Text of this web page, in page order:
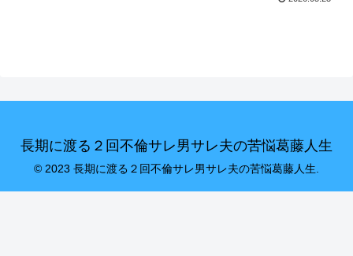
長期に渡る２回不倫サレ男サレ夫の苦悩葛藤人生
© 2023 長期に渡る２回不倫サレ男サレ夫の苦悩葛藤人生.